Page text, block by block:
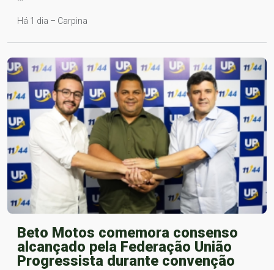
Há 1 dia – Carpina
Beto Motos comemora consenso
alcançado pela Federação União
Progressista durante convenção